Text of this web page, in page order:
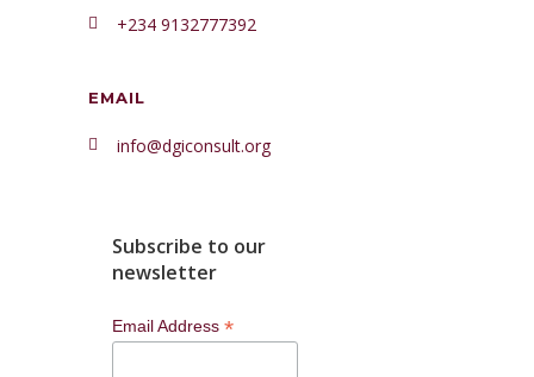
+234 9132777392
EMAIL
info@dgiconsult.org
Subscribe to our
newsletter
Email Address *